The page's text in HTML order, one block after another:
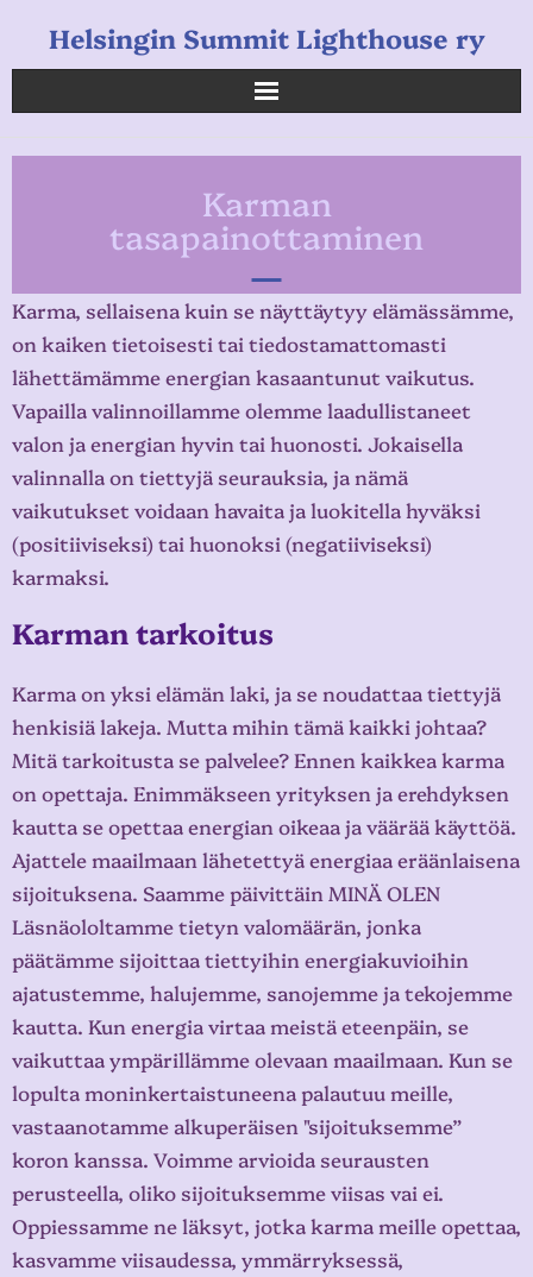
Helsingin Summit Lighthouse ry
Uutiset
Linkkejä
Karman
tasapainottaminen
Karma, sellaisena kuin se näyttäytyy elämässämme,
on kaiken tietoisesti tai tiedostamattomasti
lähettämämme energian kasaantunut vaikutus.
Vapailla valinnoillamme olemme laadullistaneet
valon ja energian hyvin tai huonosti. Jokaisella
valinnalla on tiettyjä seurauksia, ja nämä
vaikutukset voidaan havaita ja luokitella hyväksi
(positiiviseksi) tai huonoksi (negatiiviseksi)
karmaksi.
Karman tarkoitus
Karma on yksi elämän laki, ja se noudattaa tiettyjä
henkisiä lakeja. Mutta mihin tämä kaikki johtaa?
Mitä tarkoitusta se palvelee? Ennen kaikkea karma
on opettaja. Enimmäkseen yrityksen ja erehdyksen
kautta se opettaa energian oikeaa ja väärää käyttöä.
Ajattele maailmaan lähetettyä energiaa eräänlaisena
sijoituksena. Saamme päivittäin MINÄ OLEN
Läsnäololtamme tietyn valomäärän, jonka
päätämme sijoittaa tiettyihin energiakuvioihin
ajatustemme, halujemme, sanojemme ja tekojemme
kautta. Kun energia virtaa meistä eteenpäin, se
vaikuttaa ympärillämme olevaan maailmaan. Kun se
lopulta moninkertaistuneena palautuu meille,
vastaanotamme alkuperäisen "sijoituksemme”
koron kanssa. Voimme arvioida seurausten
perusteella, oliko sijoituksemme viisas vai ei.
Oppiessamme ne läksyt, jotka karma meille opettaa,
kasvamme viisaudessa, ymmärryksessä,